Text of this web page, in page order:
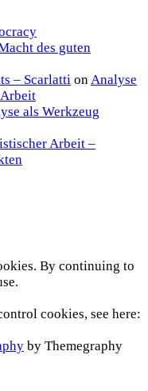
des guten
– Scarlatti onAnalyse
als Werkzeug
Arbeit –
By continuing to
cookies, see here:
by Themegraphy